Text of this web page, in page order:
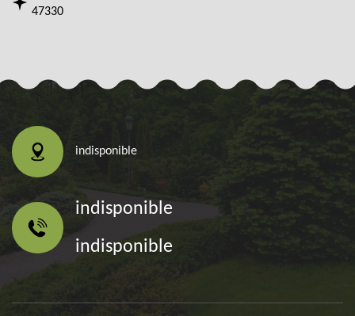
47330
indisponible
indisponible
indisponible